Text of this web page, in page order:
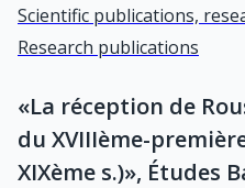
Scientific publications,
Research publications
«La réception de
du XVIIIème-
XIXème s.)», Études